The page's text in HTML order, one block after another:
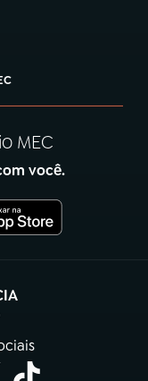
MEC
você.
nova aba)